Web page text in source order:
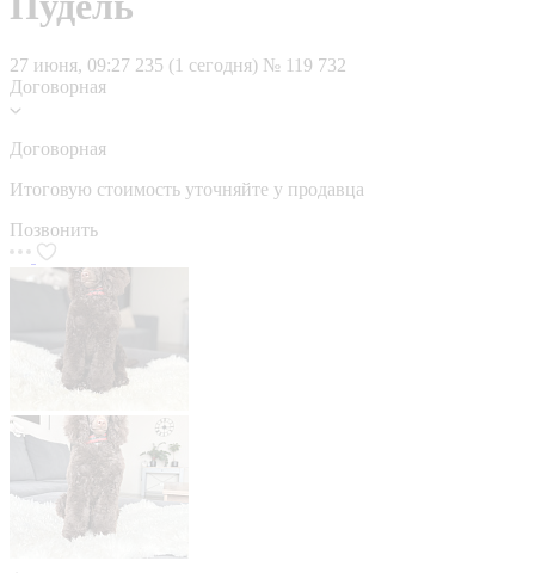
27 июня, 09:27 235 (1 сегодня) № 119 732
Договорная
Договорная
Итоговую стоимость уточняйте у продавца
Позвонить